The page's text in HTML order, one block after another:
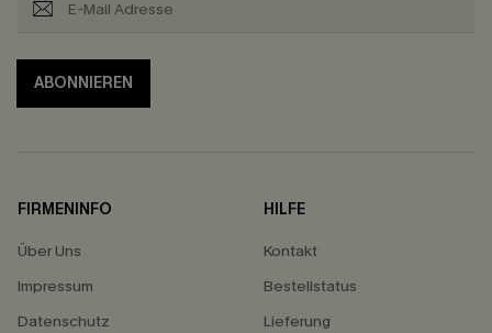
ABONNIEREN
FIRMENINFO
Über Uns
Impressum
Datenschutz
HILFE
Kontakt
Bestellstatus
Lieferung